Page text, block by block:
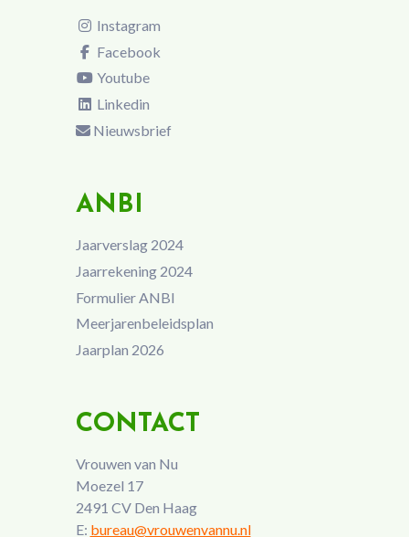
Instagram
Facebook
Youtube
Linkedin
Nieuwsbrief
ANBI
Jaarverslag 2024
Jaarrekening 2024
Formulier ANBI
Meerjarenbeleidsplan
Jaarplan 2026
CONTACT
Vrouwen van Nu
Moezel 17
2491 CV Den Haag
E: bureau@vrouwenvannu.nl